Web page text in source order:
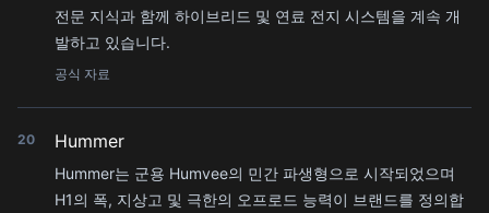
전문 지식과 함께 하이브리드 및 연료 전지 시스템을 계속 개
발하고 있습니다.
공식 자료
20 Hummer
Hummer는 군용 Humvee의 민간 파생형으로 시작되었으며
H1의 폭, 지상고 및 극한의 오프로드 능력이 브랜드를 정의합